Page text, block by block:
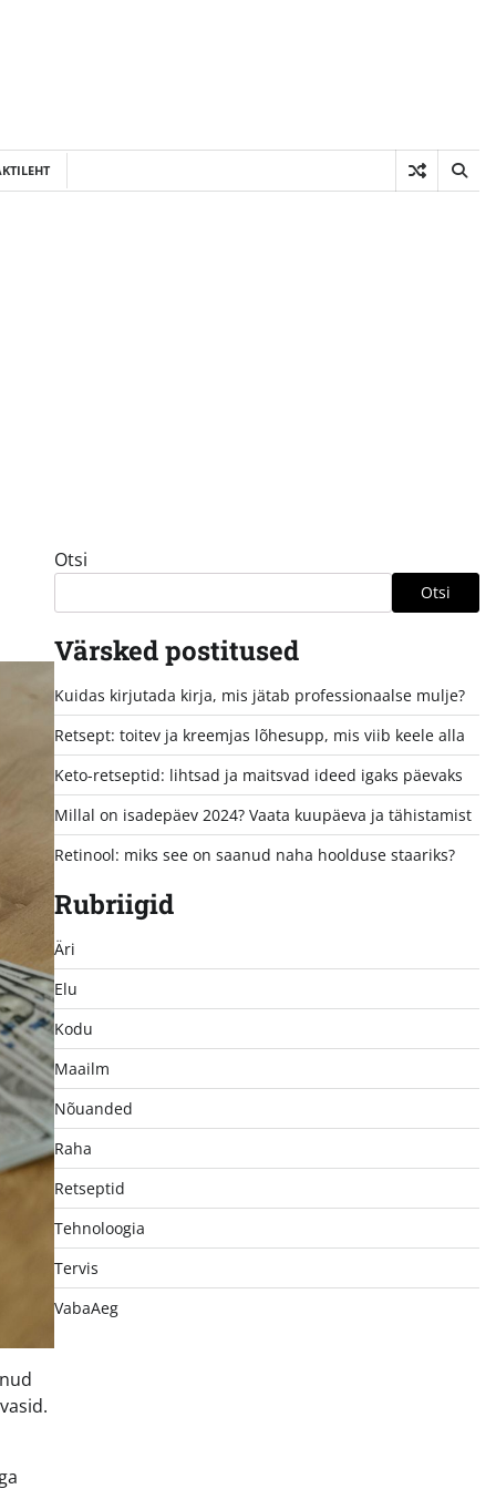
Otsi
Otsi
Värsked postitused
Kuidas kirjutada kirja, mis jätab professionaalse mulje?
Retsept: toitev ja kreemjas lõhesupp, mis viib keele alla
Keto-retseptid: lihtsad ja maitsvad ideed igaks päevaks
Millal on isadepäev 2024? Vaata kuupäeva ja tähistamist
Retinool: miks see on saanud naha hoolduse staariks?
Rubriigid
Äri
Elu
Kodu
Maailm
Nõuanded
Raha
Retseptid
Tehnoloogia
Tervis
VabaAeg